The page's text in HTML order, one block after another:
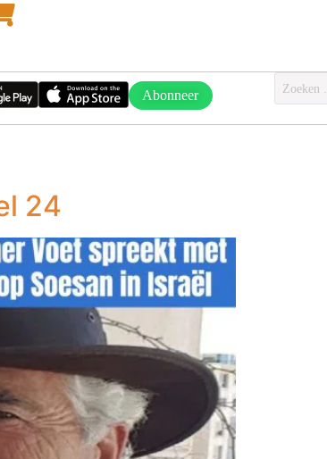
Abonneer
24